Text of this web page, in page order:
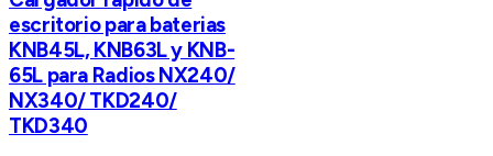
escritorio para baterias
KNB45L, KNB63L y KNB-
65L para Radios NX240/
NX340/ TKD240/
TKD340